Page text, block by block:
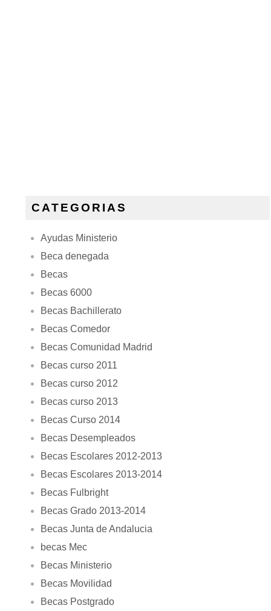
CATEGORIAS
Ayudas Ministerio
Beca denegada
Becas
Becas 6000
Becas Bachillerato
Becas Comedor
Becas Comunidad Madrid
Becas curso 2011
Becas curso 2012
Becas curso 2013
Becas Curso 2014
Becas Desempleados
Becas Escolares 2012-2013
Becas Escolares 2013-2014
Becas Fulbright
Becas Grado 2013-2014
Becas Junta de Andalucia
becas Mec
Becas Ministerio
Becas Movilidad
Becas Postgrado